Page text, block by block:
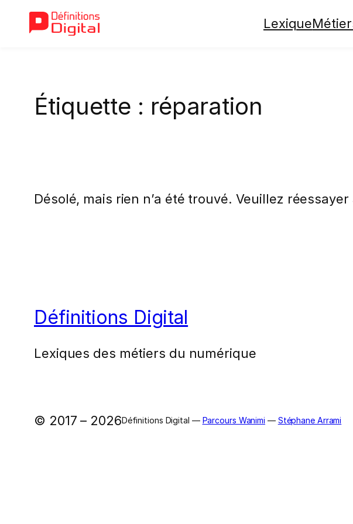
contenu
Lexique
Étiquette : réparation
Désolé, mais rien n’a été trouvé. Veuillez
Définitions Digital
Lexiques des métiers du numérique
© 2017 – 2026Définitions Digital — Parcours Wanimi — Stéphane Arrami